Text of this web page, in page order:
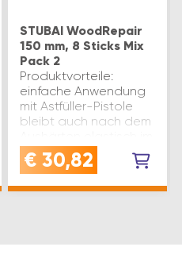
STUBAI WoodRepair
150 mm, 8 Sticks Mix
Pack 2
Produktvorteile:
einfache Anwendung
mit Astfüller-Pistole
bleibt auch nach dem
Holz schnelle
Trockenzeit haltbar
€ 30,82